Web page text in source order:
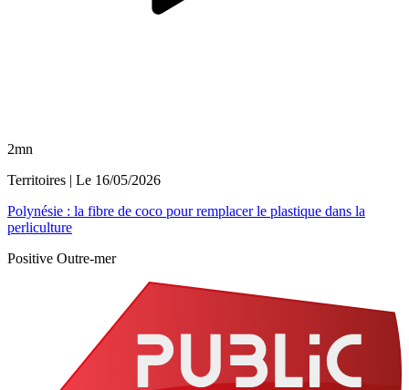
2mn
Territoires | Le 16/05/2026
Polynésie : la fibre de coco pour remplacer le plastique dans la
perliculture
Positive Outre-mer